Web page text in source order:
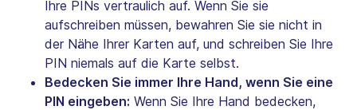
Ihre PINs vertraulich auf. Wenn Sie sie
aufschreiben müssen, bewahren Sie sie nicht in
der Nähe Ihrer Karten auf, und schreiben Sie Ihre
PIN niemals auf die Karte selbst.
Bedecken Sie immer Ihre Hand, wenn Sie eine
PIN eingeben: Wenn Sie Ihre Hand bedecken,